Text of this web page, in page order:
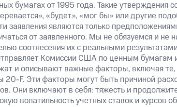
бумагах от 1995 года. Такие утверждения
«будет», «мог бы» или другие
заявления являются только
от заявленного. Мы не обязуемся и не
соотнесения их с реальными
Комиссии США по ценным бумагам
и описывают важные факторы, включая
20-F. Эти факторы могут быть причиной
Они включают в себя: тяжесть и
волатильность учетных ставок и курсов